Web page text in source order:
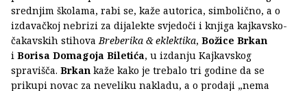
srednjim školama, rabi se, kaže autorica, simbolično, a o
izdavačkoj nebrizi za dijalekte svjedoči i knjiga kajkavsko-
čakavskih stihovaBreberika & eklektika, Božice Brkan
i Borisa Domagoja Biletića, u izdanju Kajkavskog
spravišča. Brkan kaže kako je trebalo tri godine da se
prikupi novac za neveliku nakladu, a o prodaji „nema